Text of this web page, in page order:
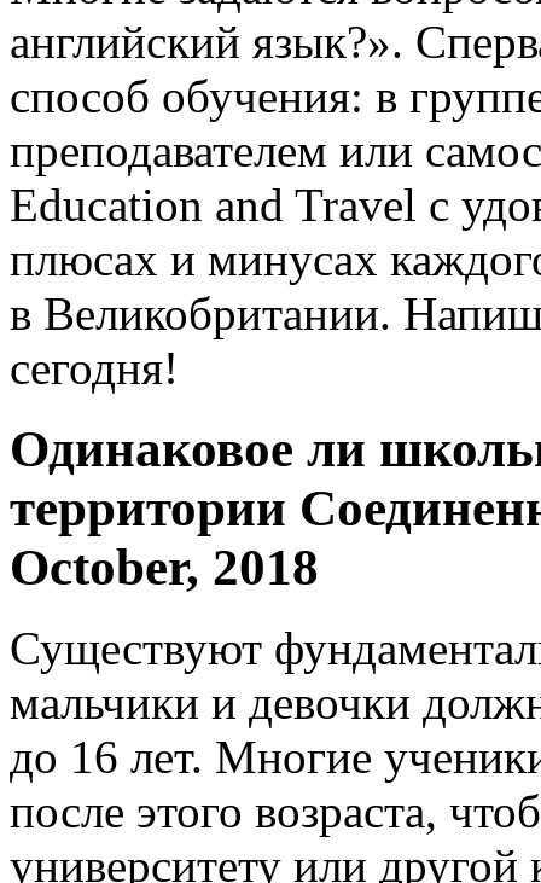
английский язык?».
способ обучения: в
преподавателем или
Education and Travel с
плюсах и минусах
в Великобритании.
сегодня!
Одинаковое ли
территории
October, 2018
Существуют
мальчики и девочки
до 16 лет. Многие
после этого возраста,
университету или